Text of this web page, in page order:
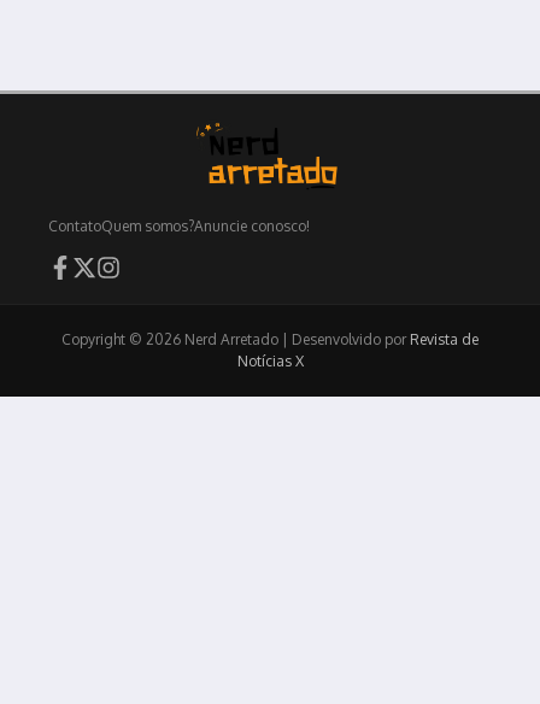
ContatoQuem somos?Anuncie conosco!
Copyright © 2026 Nerd Arretado | Desenvolvido por Revista de
Notícias X